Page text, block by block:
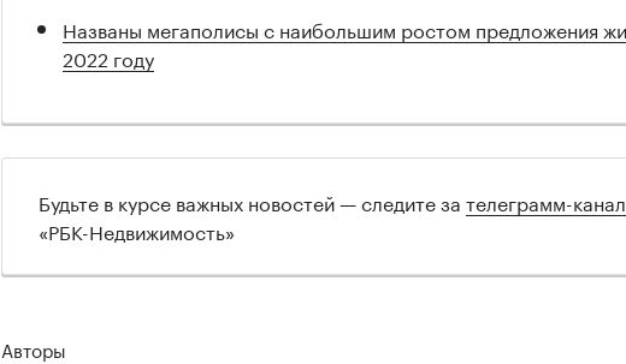
Названы мегаполисы с наибольшим ростом предложения
2022 году
Будьте в курсе важных новостей — следите за телеграмм-
«РБК-Недвижимость»
Авторы